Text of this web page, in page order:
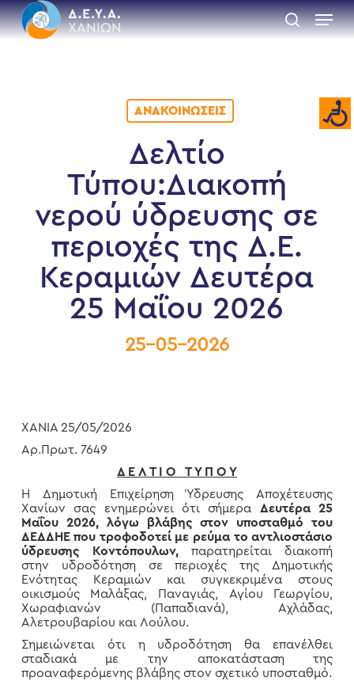
Skip
to
main
search
Menu
ΑΝΑΚΟΙΝΏΣΕΙΣ
Δελτίο
Τύπου:Διακοπή
νερού ύδρευσης σε
περιοχές της Δ.Ε.
Κεραμιών Δευτέρα
25 Μαΐου 2026
25-05-2026
ΧΑΝΙΑ 25/05/2026
Αρ.Πρωτ. 7649
Δ Ε Λ Τ Ι Ο Τ Υ Π Ο Υ
Η Δημοτική Επιχείρηση Ύδρευσης Αποχέτευσης
Χανίων σας ενημερώνει ότι σήμερα Δευτέρα 25
Μαΐου
2026, λόγω βλάβης στον υποσταθμό του
ΔΕΔΔΗΕ που τροφοδοτεί με ρεύμα το αντλιοστάσιο
ύδρευσης Κοντόπουλων,παρατηρείται διακοπή
στην υδροδότηση σε περιοχές της Δημοτικής
Ενότητας Κεραμιών και συγκεκριμένα στους
οικισμούς Μαλάξας, Παναγιάς, Αγίου Γεωργίου,
Χωραφιανών (Παπαδιανά), Αχλάδας,
Αλετρουβαρίου και Λούλου.
Σημειώνεται ότι η υδροδότηση θα επανέλθει
σταδιακά με την αποκατάσταση της
προαναφερόμενης βλάβης στον σχετικό υποσταθμό.